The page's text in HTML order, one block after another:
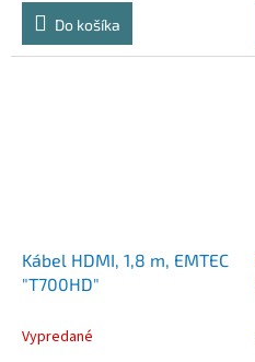
Do košíka
Kábel HDMI, 1,8 m, EMTEC
"T700HD"
Vypredané